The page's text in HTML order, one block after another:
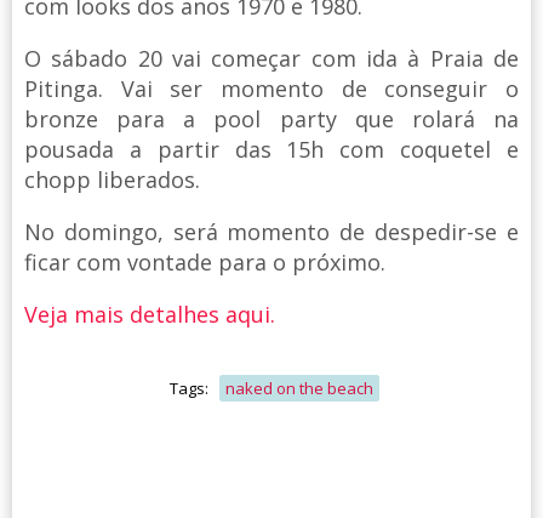
O sábado 20 vai começar com ida à Praia de
Pitinga. Vai ser momento de conseguir o
bronze para a pool party que rolará na
pousada a partir das 15h com coquetel e
chopp liberados.
No domingo, será momento de despedir-se e
ficar com vontade para o próximo.
Veja mais detalhes aqui.
Tags: naked on the beach